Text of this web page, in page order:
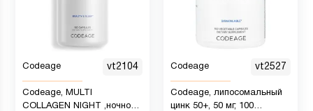
Codeage vt2104
Codeage, MULTI
COLLAGEN NIGHT ,ночной
Codeage vt2527
Codeage, липосомальный
цинк 50+, 50 мг, 100